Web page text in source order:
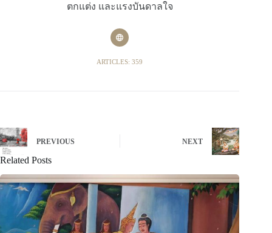
ตกแต่ง และแรงบันดาลใจ
ARTICLES: 359
PREVIOUS NEXT
Related Posts